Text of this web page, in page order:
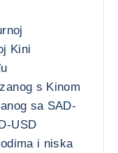
Kini
s Kinom
sa SAD-
USD
i niska